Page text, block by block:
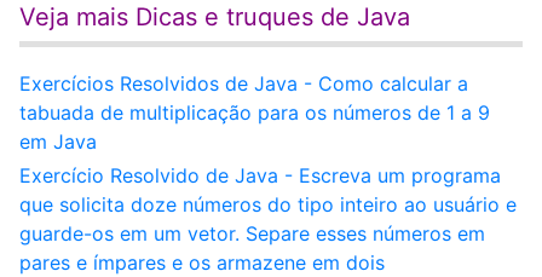
Veja mais Dicas e truques de Java
Exercícios Resolvidos de Java - Como calcular a
tabuada de multiplicação para os números de 1 a 9
em Java
Exercício Resolvido de Java - Escreva um programa
que solicita doze números do tipo inteiro ao usuário e
guarde-os em um vetor. Separe esses números em
pares e ímpares e os armazene em dois